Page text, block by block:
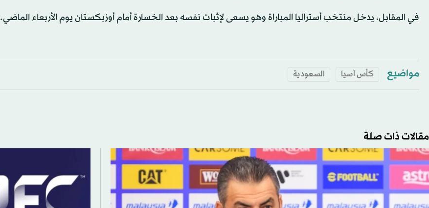
في المقابل، يدخل منتخب أستراليا المباراة وهو يسعى لإثبات نفسه بعد الخسارة أمام أوزبكستان يوم الأربعاء الماضي.
مواضيع كأس آسيا السعودية
مقالات ذات صلة